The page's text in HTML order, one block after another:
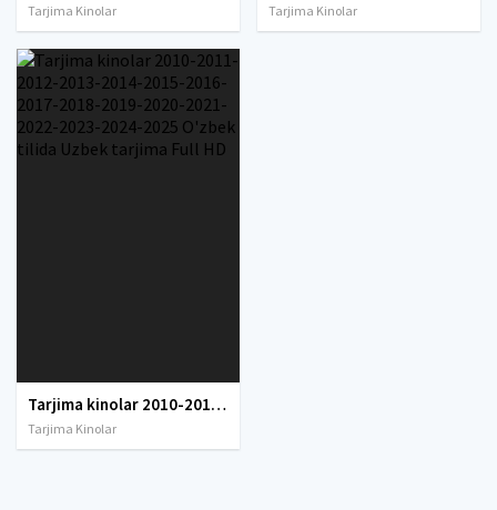
Tarjima Kinolar Tarjima Kinolar
Tarjima kinolar 2010-2011-2012-2013-2014-2015-2016-2017-2018-2019-2020-2021-2022-2023-2024-2025 O'zbek tilida Uzbek tarjima Full HD
Tarjima Kinolar